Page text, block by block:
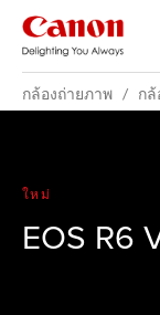
กล้องถ่ายภาพ กล้
EOS R6 V
ใหม่
EOS R6